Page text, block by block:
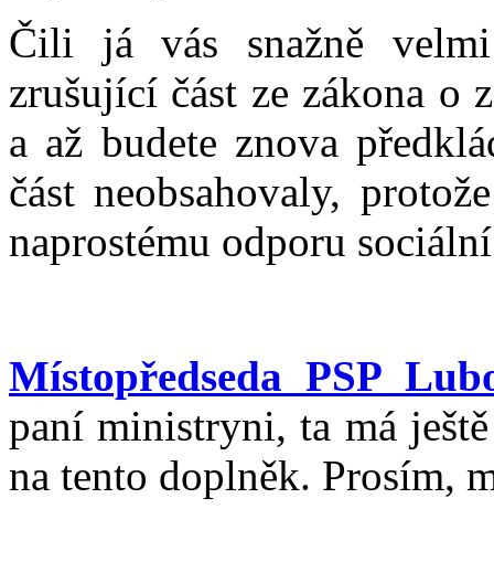
Čili já vás snažně
zrušující část ze zákona o
a až budete znova
část neobsahovaly,
naprostému odporu
Místopředseda PSP
paní ministryni, ta má
na tento doplněk. Prosím,